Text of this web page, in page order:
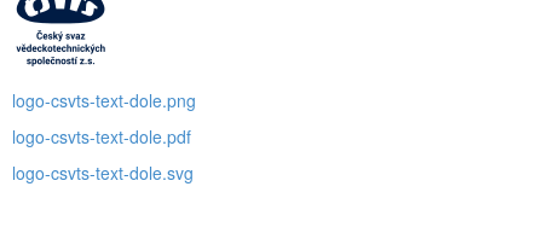
logo-csvts-text-dole.png
logo-csvts-text-dole.pdf
logo-csvts-text-dole.svg